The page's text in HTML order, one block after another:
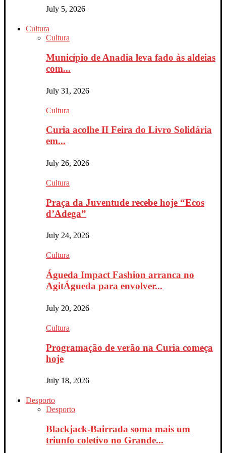
July 5, 2026
Cultura
Cultura
Município de Anadia leva fado às aldeias
com...
July 31, 2026
Cultura
Curia acolhe II Feira do Livro Solidária
em...
July 26, 2026
Cultura
Praça da Juventude recebe hoje “Ecos
d’Adega”
July 24, 2026
Cultura
Águeda Impact Fashion arranca no
AgitÁgueda para envolver...
July 20, 2026
Cultura
Programação de verão na Curia começa
hoje
July 18, 2026
Desporto
Desporto
Blackjack-Bairrada soma mais um
triunfo coletivo no Grande...